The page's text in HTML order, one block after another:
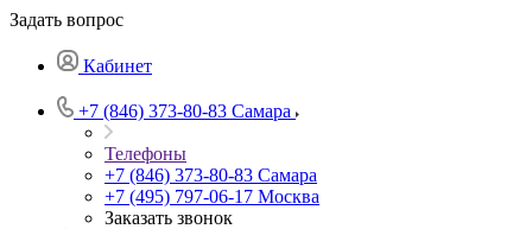
Задать вопрос
Кабинет
+7 (846) 373-80-83 Самара
Телефоны
+7 (846) 373-80-83 Самара
+7 (495) 797-06-17 Москва
Заказать звонок